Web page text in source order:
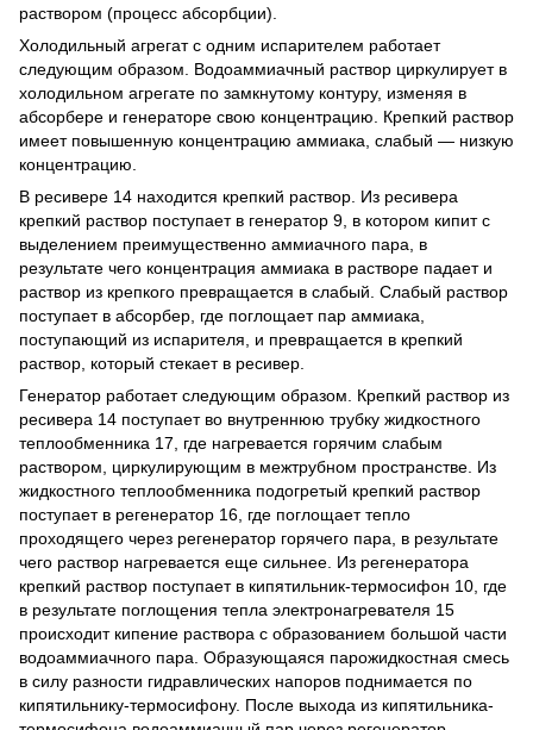
раствором (процесс абсорбции).
Холодильный агрегат с одним испарителем работает
следующим образом. Водоаммиачный раствор циркулирует в
холодильном агрегате по замкнутому контуру, изменяя в
абсорбере и генераторе свою концентрацию. Крепкий раствор
имеет повышенную концентрацию аммиака, слабый — низкую
концентрацию.
В ресивере 14 находится крепкий раствор. Из ресивера
крепкий раствор поступает в генератор 9, в котором кипит с
выделением преимущественно аммиачного пара, в
результате чего концентрация аммиака в растворе падает и
раствор из крепкого превращается в слабый. Слабый раствор
поступает в абсорбер, где поглощает пар аммиака,
поступающий из испарителя, и превращается в крепкий
раствор, который стекает в ресивер.
Генератор работает следующим образом. Крепкий раствор из
ресивера 14 поступает во внутреннюю трубку жидкостного
теплообменника 17, где нагревается горячим слабым
раствором, циркулирующим в межтрубном пространстве. Из
жидкостного теплообменника подогретый крепкий раствор
поступает в регенератор 16, где поглощает тепло
проходящего через регенератор горячего пара, в результате
чего раствор нагревается еще сильнее. Из регенератора
крепкий раствор поступает в кипятильник-термосифон 10, где
в результате поглощения тепла электронагревателя 15
происходит кипение раствора с образованием большой части
водоаммиачного пара. Образующаяся парожидкостная смесь
в силу разности гидравлических напоров поднимается по
кипятильнику-термосифону. После выхода из кипятильника-